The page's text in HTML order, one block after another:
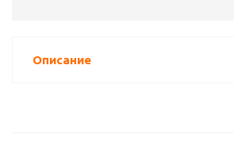
Описание